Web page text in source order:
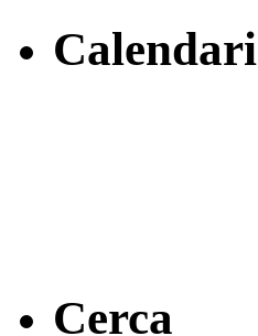
Calendari
Cerca